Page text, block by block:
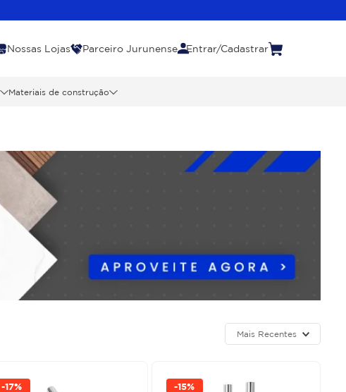
Nossas Lojas Parceiro Jurunense Entrar/Cadastrar
Materiais de construção
Mais Recentes
-17% -15%